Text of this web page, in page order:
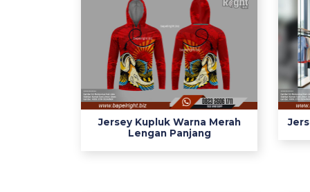
g
W
a
r
n
a
H
Jersey Kupluk Warna Merah
Lengan Panjang